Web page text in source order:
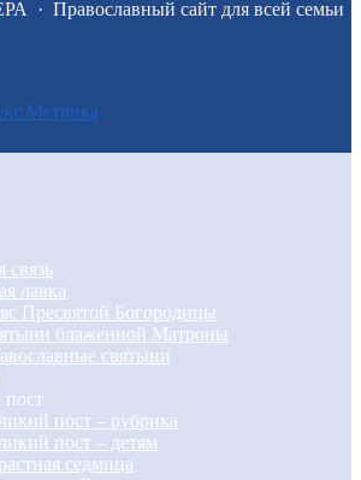
· Православный сайт для всей семьи
связь
лавка
Пресвятой Богородицы
блаженной Матроны
святыни
пост – рубрика
пост – детям
седмица